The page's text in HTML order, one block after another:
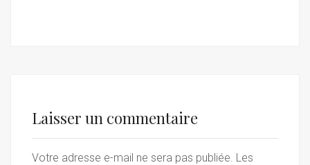
Laisser un commentaire
Votre adresse e-mail ne sera pas publiée. Les